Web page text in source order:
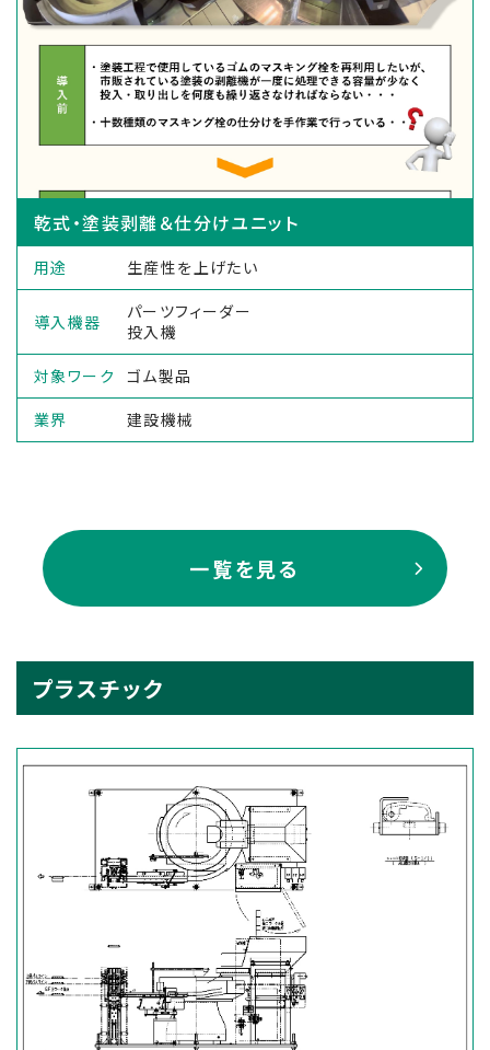
乾式・塗装剥離＆仕分けユニット
用途 生産性を上げたい
導入機器
パーツフィーダー
投入機
対象ワーク
ゴム製品
業界
建設機械
一覧を見る
プラスチック